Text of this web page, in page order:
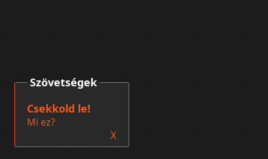
Szövetségek
Csekkold le!
Mi ez?
X